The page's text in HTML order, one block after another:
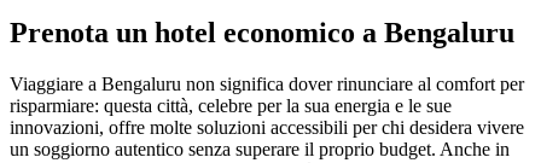
Prenota un hotel economico a Bengaluru
Viaggiare a Bengaluru non significa dover rinunciare al comfort per
risparmiare: questa città, celebre per la sua energia e le sue
innovazioni, offre molte soluzioni accessibili per chi desidera vivere
un soggiorno autentico senza superare il proprio budget. Anche in